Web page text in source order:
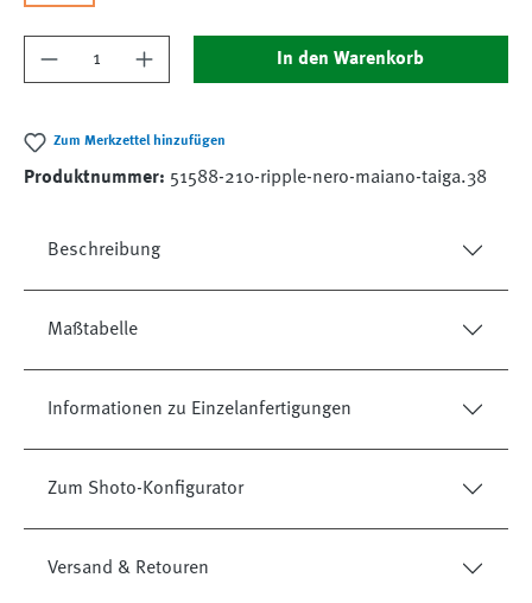
Produkt Anzahl: Gib den gewünschten Wert
In den Warenkorb
Zum Merkzettel hinzufügen
Produktnummer: 51588-210-ripple-nero-maiano-taiga.38
Beschreibung
Maßtabelle
Informationen zu Einzelanfertigungen
Zum Shoto-Konfigurator
Versand & Retouren